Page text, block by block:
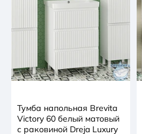
Тумба напольная Brevita
Victory 60 белый матовый
с раковиной Dreja Luxury